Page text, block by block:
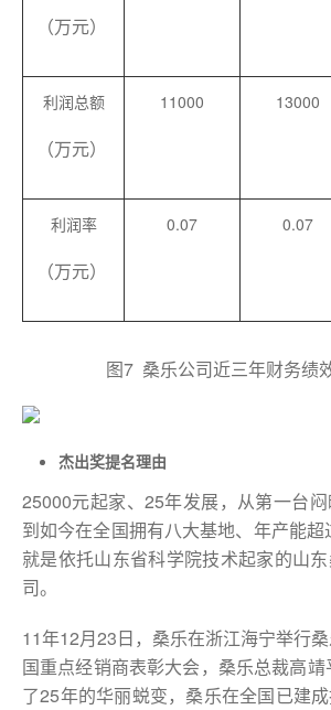
（万元）
利润总额
（万元）
11000 13000
利润率
（万元）
0.07 0.07
图7 桑乐公司近三年财务绩
杰出奖提名理由
25000元起家、25年发展，从第一台
到如今在全国拥有八大基地、年产能
就是依托山东省科学院技术起家的山
司。
11年12月23日，桑乐在浙江海宁举行
国重点经销商表彰大会，桑乐总裁高
了25年的华丽蜕变，桑乐在全国已建成